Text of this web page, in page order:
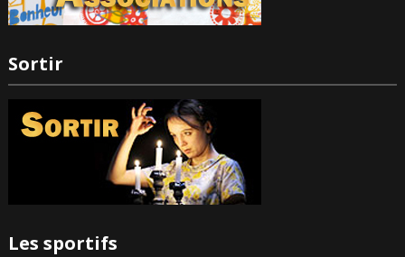
Sortir
Les sportifs